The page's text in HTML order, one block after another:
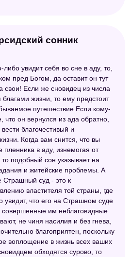
сонник
либо увидит себя во сне в аду, то,
пред Богом, да оставит он тут
свои! Если же сновидец из числа
жизни, то ему предстоит
путешествие.Если кому-
что он вернулся из ада обратно,
благочестивый и
Когда вам снится, что вы
пленника в аду, изнемогая от
подобный сон указывает на
и житейские проблемы. А
Страшный суд - это к
властителя той страны, где
увидит, что его на Страшном суде
совершенные им неблаговидные
не чиня насилия и без гнева,
благоприятен, поскольку
воплощение в жизнь всех ваших
обходятся сурово, то